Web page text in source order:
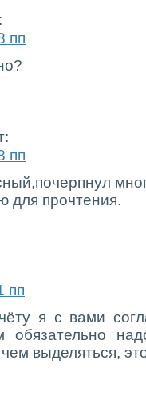
пп
пп
для прочтения.
пп
я с вами
обязательно
выделяться,